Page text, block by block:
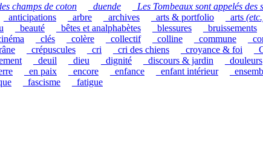
champs de coton duende Les Tombeaux sont appelés des
_anticipations _arbre _archives _arts & portfolio _arts
_beauté _bêtes et analphabètes _blessures _bruissements
_clés _colère _collectif _colline _commune
_crépuscules _cri _cri des chiens _croyance & foi
_deuil _dieu _dignité _discours & jardin _douleurs
_en paix _encore _enfance _enfant intérieur
_fascisme
_fatigue